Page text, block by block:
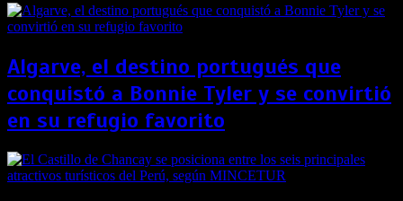
Algarve, el destino portugués que
conquistó a Bonnie Tyler y se convirtió
en su refugio favorito